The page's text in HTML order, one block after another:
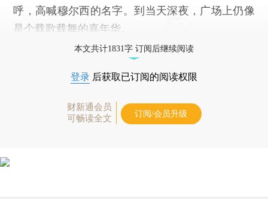
呼，高喊穆尔西的名字。到当天深夜，广场上仍像
是个载歌载舞的嘉年华。
本文共计1831字 订阅后继续阅读
登录 后获取已订阅的阅读权限
财新通会员
可畅读全文
订阅/会员升级